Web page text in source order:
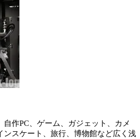
自作PC、ゲーム、ガジェット、カメ
ンスケート、旅行、博物館など広く浅